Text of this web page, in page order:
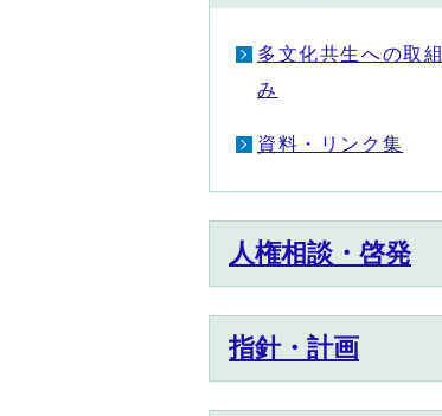
多文化共生への取組
み
資料・リンク集
人権相談・啓発
指針・計画